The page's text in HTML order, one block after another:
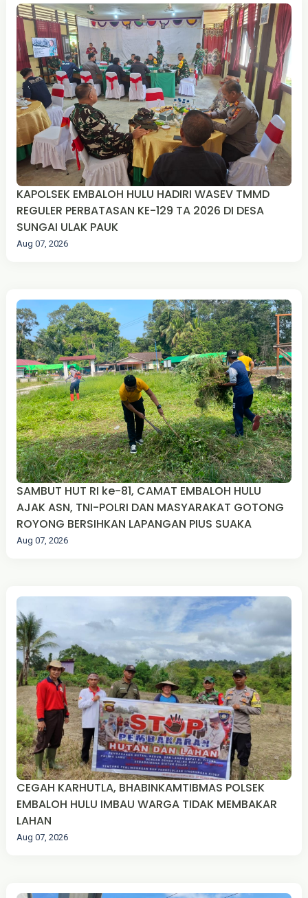
KAPOLSEK EMBALOH HULU HADIRI WASEV TMMD
REGULER PERBATASAN KE-129 TA 2026 DI DESA
SUNGAI ULAK PAUK
Aug 07, 2026
SAMBUT HUT RI ke-81, CAMAT EMBALOH HULU
AJAK ASN, TNI-POLRI DAN MASYARAKAT GOTONG
ROYONG BERSIHKAN LAPANGAN PIUS SUAKA
Aug 07, 2026
CEGAH KARHUTLA, BHABINKAMTIBMAS POLSEK
EMBALOH HULU IMBAU WARGA TIDAK MEMBAKAR
LAHAN
Aug 07, 2026